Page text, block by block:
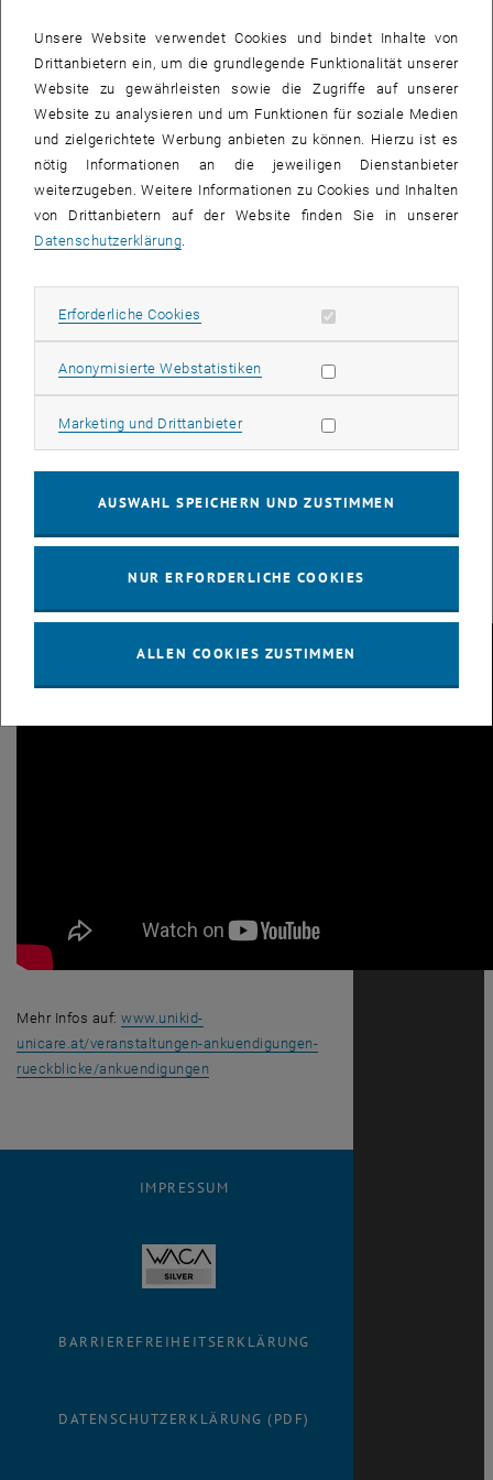
Unternehmenskultur und für die Väterkarenz
ein.
Augenzwinkernd neue Wege gehen...
Filmpremiere zum Thema
Väterkarenz
Nach der Produktion des 1. Films zur
Väterkarenz im Jahr 2018
Universitäten.Stimmungsbilder", öffnet eine externe URL in einem
geht
Unikid- Unicare Austria Netzwerk
, öffnet eine externe URL in
augenzwinkernd neue Wege und präsentiert
heuer einen weiteren Film zum Thema
Zusammenarbeit mit dem
Mehr Infos auf:www.unikid-
unicare.at/veranstaltungen-ankuendigungen-
rueckblicke/ankuendigungen
IMPRESSUM
BARRIEREFREIHEITSERKLÄRUNG
DATENSCHUTZERKLÄRUNG (PDF)
Unsere Website verwendet Cookies und bindet Inhalte von
Drittanbietern ein, um die grundlegende Funktionalität unserer
Website zu gewährleisten sowie die Zugriffe auf unserer
Website zu analysieren und um Funktionen für soziale Medien
und zielgerichtete Werbung anbieten zu können. Hierzu ist es
nötig Informationen an die jeweiligen Dienstanbieter
weiterzugeben. Weitere Informationen zu Cookies und Inhalten
von Drittanbietern auf der Website finden Sie in unserer
Datenschutzerklärung.
Erforderliche Cookies Erforderliche Cookies zulassen
Anonymisierte WebstatistikenStatistik Cookies zulassen
Marketing und DrittanbieterMarketing Cookies zulassen
AUSWAHL SPEICHERN UND ZUSTIMMEN
NUR ERFORDERLICHE COOKIES
ALLEN COOKIES ZUSTIMMEN